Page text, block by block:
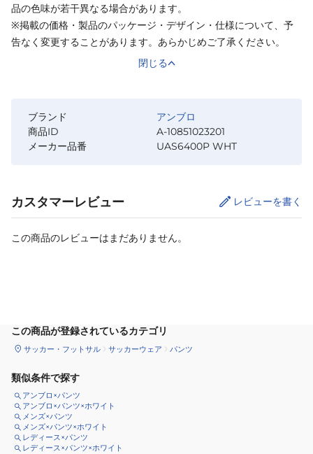
品の色味が若干異なる場合があります。
※掲載の価格・製品のパッケージ・デザイン・仕様について、予
告なく変更することがあります。あらかじめご了承ください。
閉じる
ブランド
アンブロ
商品ID
A-10851023201
メーカー品番
UAS6400P WHT
カスタマーレビュー レビューを書く
この商品のレビューはまだありません。
この商品が登録されているカテゴリ
サッカー・フットサル サッカーウェア パンツ
類似条件で探す
アンブロ×パンツ
アンブロ×パンツ×ホワイト
メンズ×パンツ
メンズ×パンツ×ホワイト
レディース×パンツ
レディース×パンツ×ホワイト